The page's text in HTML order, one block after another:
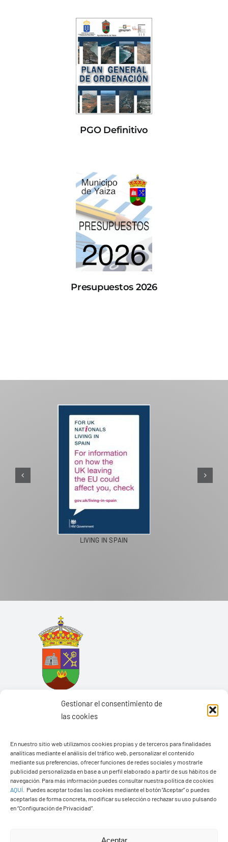
Gestionar el consentimiento de
las cookies
En nuestro sitio web utilizamos cookies propias y de terceros para finalidades
analíticas mediante el análisis del tráfico web, personalizar el contenido
mediante sus preferencias, ofrecer funciones de redes sociales y mostrarle
publicidad personalizada en base a un perfil elaborado a partir de sus hábitos de
navegación. Para más información puedes consultar nuestra política de cookies
AQUÍ
Puedes aceptar todas las cookies mediante el botón “Aceptar” o puedes
aceptarlas de forma concreta, modificar su selección o rechazar su uso pulsando
en “Configuración de Privacidad”.
Aceptar
PGO Definitivo
Presupuestos 2026
PASEOS EN CAMELLO
Ayuntamiento de Yaiza
Pza. de Los Remedios, 1
35570 – Yaiza
Tel:928 83 62 20